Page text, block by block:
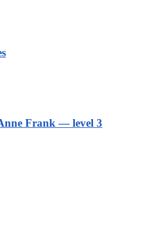
Frank — level 3